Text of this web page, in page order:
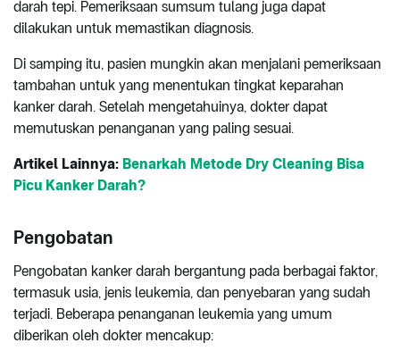
darah tepi. Pemeriksaan sumsum tulang juga dapat
dilakukan untuk memastikan diagnosis.
Di samping itu, pasien mungkin akan menjalani pemeriksaan
tambahan untuk yang menentukan tingkat keparahan
kanker darah. Setelah mengetahuinya, dokter dapat
memutuskan penanganan yang paling sesuai.
Artikel Lainnya: Benarkah Metode Dry Cleaning Bisa
Picu Kanker Darah?
Pengobatan
Pengobatan kanker darah bergantung pada berbagai faktor,
termasuk usia, jenis leukemia, dan penyebaran yang sudah
terjadi. Beberapa penanganan leukemia yang umum
diberikan oleh dokter mencakup: